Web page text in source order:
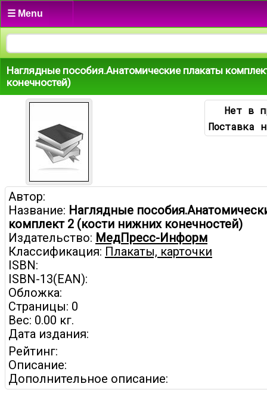
☰ Menu
Наглядные пособия.Анатомические плакаты
конечностей)
Нет в
Поставка
Автор:
Название: Наглядные
комплект 2 (кости нижних конечностей)
Издательство: МедПресс-Информ
Классификация: Плакаты, карточки
ISBN:
ISBN-13(EAN):
Обложка:
Страницы: 0
Вес: 0.00 кг.
Дата издания:
Рейтинг:
Описание:
Дополнительное описание: